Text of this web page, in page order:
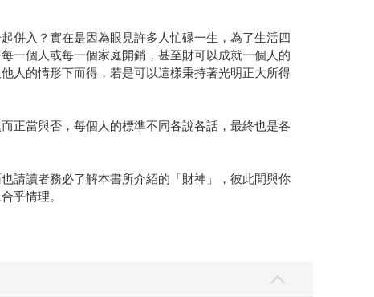
併入？實在是因為眼見許多人忙碌一生，為了生活四
一個人或每一個家庭開銷，甚至財可以成就一個人的
人的情形下而得，若是可以這樣秉持著光明正大所得
正當與否，每個人的標準不同各說各話，最終也是各
請讀者務必了解本書所介紹的「財神」，彼此間與你
乎情理。